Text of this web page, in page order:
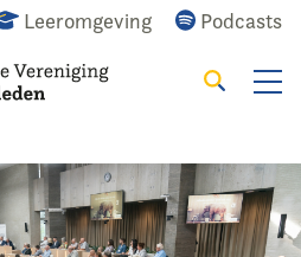
Leeromgeving Podcasts
Agenda Raadslid
Zoeken